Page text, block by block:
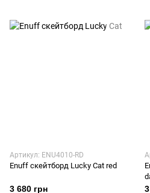
Артикул: ENU4010-RD
Enuff скейтборд Lucky Cat red
3 680 грн